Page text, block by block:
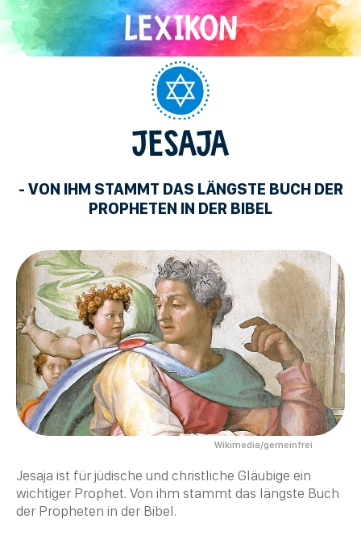
Direkt
zum
Inhalt
JESAJA
- VON IHM STAMMT DAS LÄNGSTE BUCH DER
PROPHETEN IN DER BIBEL
Wikimedia/gemeinfrei
Jesaja ist für jüdische und christliche Gläubige ein
wichtiger Prophet. Von ihm stammt das längste Buch
der Propheten in der Bibel.